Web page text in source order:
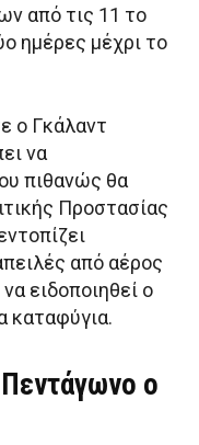
από τις 11 το
ημέρες μέχρι το
ο Γκάλαντ
να
πιθανώς θα
Προστασίας
από αέρος
ειδοποιηθεί ο
καταφύγια.
Πεντάγωνο ο